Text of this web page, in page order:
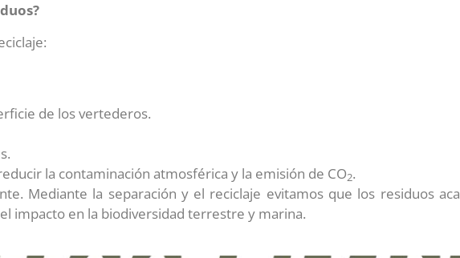
de los vertederos.
la contaminación atmosférica y la emisión de CO2.
Mediante la separación y el reciclaje evitamos que los residuos
impacto en la biodiversidad terrestre y marina.